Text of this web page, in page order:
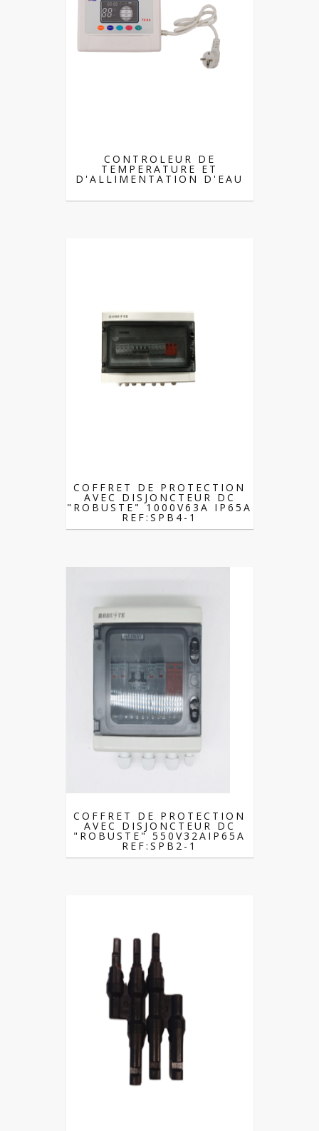
CONTROLEUR DE
TEMPERATURE ET
D'ALLIMENTATION D'EAU
COFFRET DE PROTECTION
AVEC DISJONCTEUR DC
"ROBUSTE" 1000V63A IP65A
REF:SPB4-1
COFFRET DE PROTECTION
AVEC DISJONCTEUR DC
"ROBUSTE" 550V32AIP65A
REF:SPB2-1